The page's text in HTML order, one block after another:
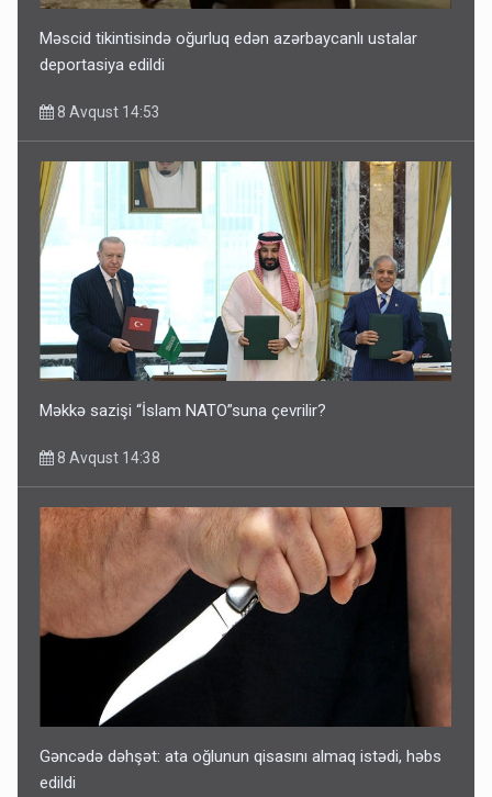
Məscid tikintisində oğurluq edən azərbaycanlı ustalar
deportasiya edildi
8 Avqust 14:53
Məkkə sazişi “İslam NATO”suna çevrilir?
8 Avqust 14:38
Gəncədə dəhşət: ata oğlunun qisasını almaq istədi, həbs
edildi